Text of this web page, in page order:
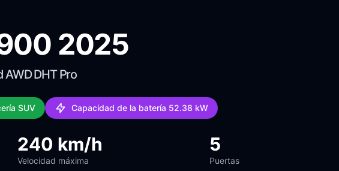
2025
DHT Pro
SUV Capacidad de la batería 52.38 kW
240 km/h
Velocidad máxima
5
Puertas